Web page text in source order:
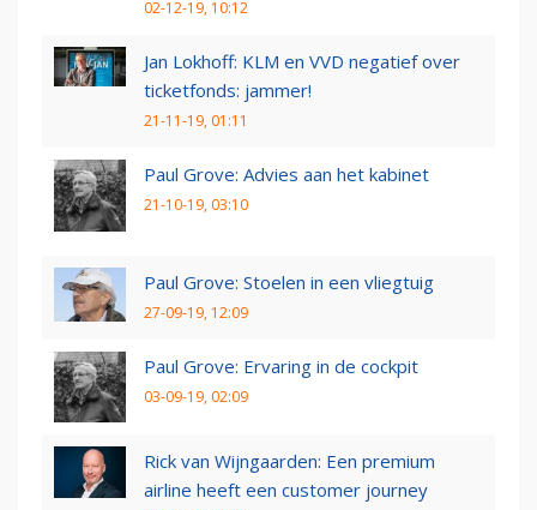
02-12-19, 10:12
Jan Lokhoff: KLM en VVD negatief over
ticketfonds: jammer!
21-11-19, 01:11
Paul Grove: Advies aan het kabinet
21-10-19, 03:10
Paul Grove: Stoelen in een vliegtuig
27-09-19, 12:09
Paul Grove: Ervaring in de cockpit
03-09-19, 02:09
Rick van Wijngaarden: Een premium
airline heeft een customer journey